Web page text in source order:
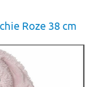
Roze 38 cm